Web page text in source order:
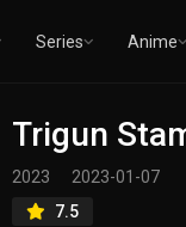
Series Anime
Trigun
2023
2023-01-07
7.5